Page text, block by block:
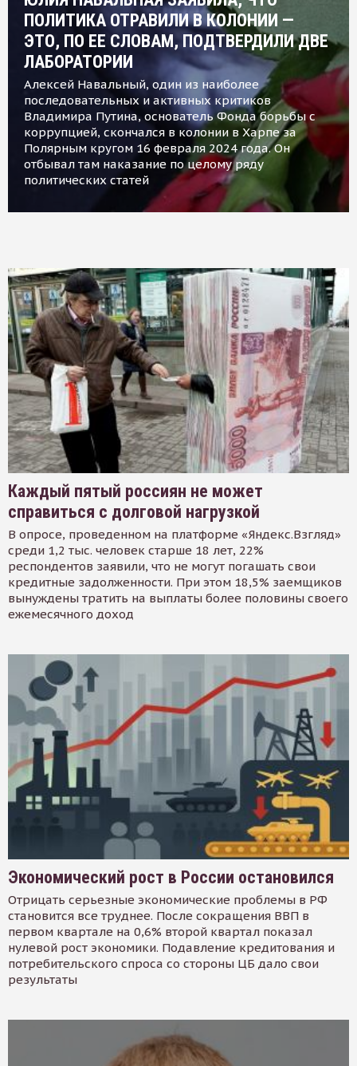
ПОЛИТИКА ОТРАВИЛИ В КОЛОНИИ —
ЭТО, ПО ЕЕ СЛОВАМ, ПОДТВЕРДИЛИ ДВЕ
ЛАБОРАТОРИИ
Алексей Навальный, один из наиболее
последовательных и активных критиков
Владимира Путина, основатель Фонда борьбы с
коррупцией, скончался в колонии в Харпе за
Полярным кругом 16 февраля 2024 года. Он
отбывал там наказание по целому ряду
политических статей
Каждый пятый россиян не может
справиться с долговой нагрузкой
В опросе, проведенном на платформе «Яндекс.Взгляд»
среди 1,2 тыс. человек старше 18 лет, 22%
респондентов заявили, что не могут погашать свои
кредитные задолженности. При этом 18,5% заемщиков
вынуждены тратить на выплаты более половины своего
ежемесячного доход
Экономический рост в России остановился
Отрицать серьезные экономические проблемы в РФ
становится все труднее. После сокращения ВВП в
первом квартале на 0,6% второй квартал показал
нулевой рост экономики. Подавление кредитования и
потребительского спроса со стороны ЦБ дало свои
результаты